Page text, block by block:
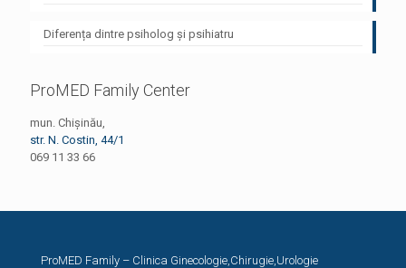
Diferența dintre psiholog și psihiatru
ProMED Family Center
mun. Chișinău,
str. N. Costin, 44/1
069 11 33 66
ProMED Family – Clinica Ginecologie,Chirugie,Urologie